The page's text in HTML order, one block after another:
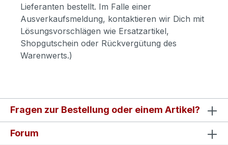
Lieferanten bestellt. Im Falle einer
Ausverkaufsmeldung, kontaktieren wir Dich mit
Lösungsvorschlägen wie Ersatzartikel,
Shopgutschein oder Rückvergütung des
Warenwerts.)
Fragen zur Bestellung oder einem Artikel?
Forum